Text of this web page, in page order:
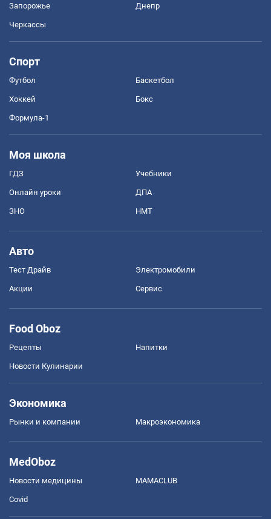
Запорожье Днепр
Черкассы
Спорт
Футбол Баскетбол
Хоккей Бокс
Формула-1
Моя школа
ГДЗ Учебники
Онлайн уроки ДПА
ЗНО НМТ
Авто
Тест Драйв Электромобили
Акции Сервис
Food Oboz
Рецепты Напитки
Новости Кулинарии
Экономика
Рынки и компании Mакроэкономика
MedOboz
Новости медицины MAMACLUB
Covid